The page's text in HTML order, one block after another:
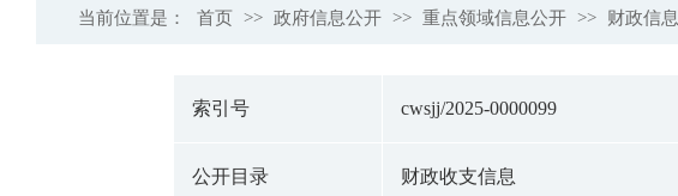
当前位置是： 首页 >> 政府信息公开 >> 重点领域信息公开 >> 财政信息
索引号 cwsjj/2025-0000099
公开目录 财政收支信息